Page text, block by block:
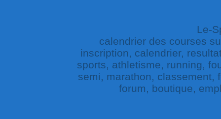
Le-
calendrier des courses
inscription, calendrier,
sports, athletisme, running,
semi, marathon, classement,
forum, boutique,